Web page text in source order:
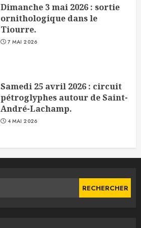
Dimanche 3 mai 2026 : sortie
ornithologique dans le
Tiourre.
7 MAI 2026
Samedi 25 avril 2026 : circuit
pétroglyphes autour de Saint-
André-Lachamp.
4 MAI 2026